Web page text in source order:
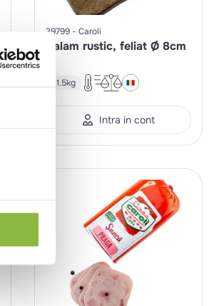
39799 Caroli
Salam rustic, feliat Ø 8cm
~1.5kg
Intra in cont